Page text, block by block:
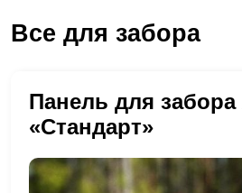
Все для забора
Панель для
«Стандарт»